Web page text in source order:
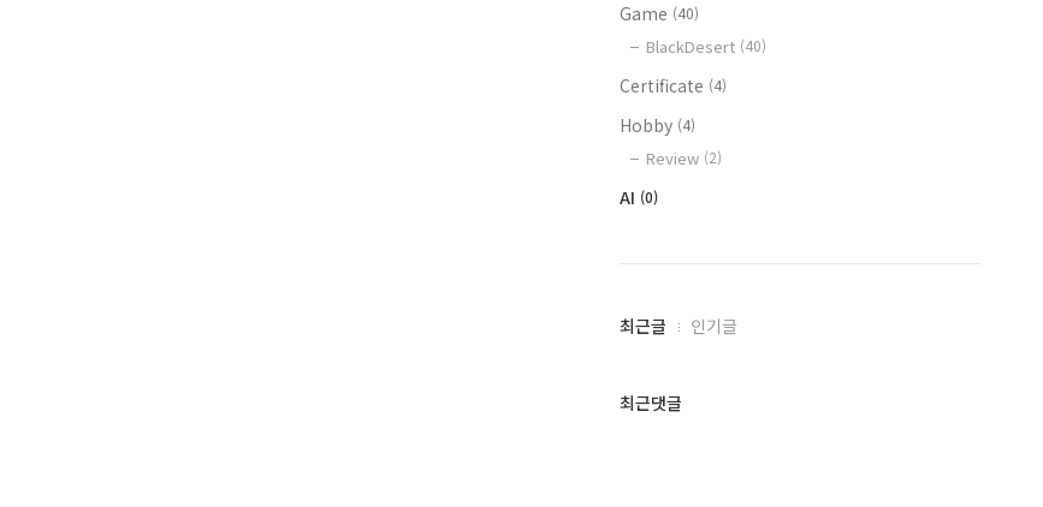
Game (40)
BlackDesert (40)
Certificate (4)
Hobby (4)
Review (2)
AI (0)
최
과
최근글 인기글
최근댓글